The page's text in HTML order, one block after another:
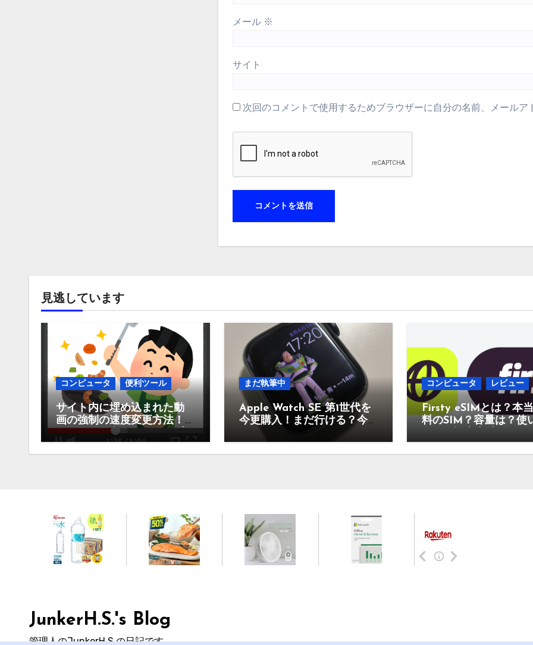
メール ※
サイト
次回のコメントで使用するためブラウザーに自分の名前、メールア
見逃しています
コンピュータ 便利ツール
サイト内に埋め込まれた動
画の強制の速度変更方法！
Youtubeや東進、スタサプな
どなど
まだ執筆中
Apple Watch SE 第1世代を
今更購入！まだ行ける？今
コンピュータ レビュー
Firsty eSIMとは？本
料のSIM？容量は？使
疑問に答えていきます
JunkerH.S.'s Blog
管理人のJunkerH.S.の日記です。